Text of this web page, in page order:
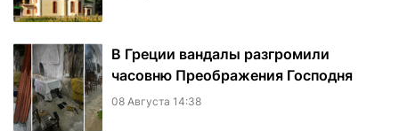
В Греции вандалы разгромили
часовню Преображения Господня
08 Августа 14:38